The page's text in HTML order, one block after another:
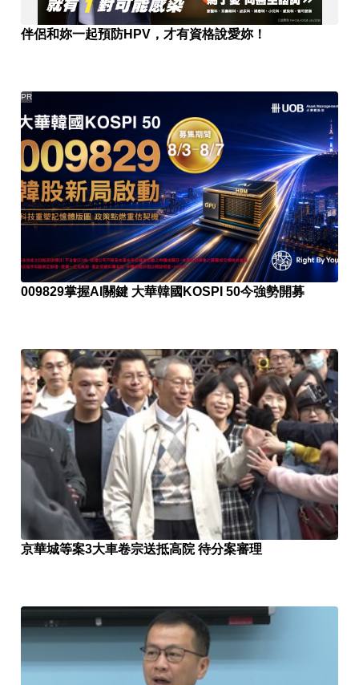
伴侶和妳一起預防HPV，才有資格說愛妳！
009829掌握AI關鍵 大華韓國KOSPI 50今強勢開募
PR
京華城等案3大車卷宗送抵高院 待分案審理